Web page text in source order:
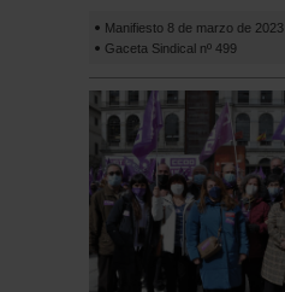
Manifiesto 8 de marzo de 2023
Gaceta Sindical nº 499